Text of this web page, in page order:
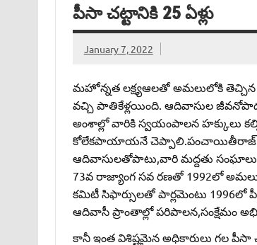
పీసా చట్టానికి 25 ఏళ్లు
January 7, 2022
మహోన్నత లక్ష్యఆలతో అమలులోకి తెచ్చిన
వచ్చి పాతికేళ్లయింది. ఆదివాసుల
అంశాల్లో వారికి స్వయంపాలన హక్కులు
కోలేకపాయాయనే చెప్పాలి.పంచాయితీరాజ్‌
ఆదివాసులతోపాటు,వారి మద్దతు సంఘాలు
73వ రాజ్యాంగ సవ రణతో 1992లో
కమిటీ సిఫార్సులతో పార్లమెంటు 1996లో
ఆదివాసీ ప్రాంతాల్లో పరిపాలన,సంక్షేమం
కానీ ఇంత విశిష్టమైన అధికారులు గల